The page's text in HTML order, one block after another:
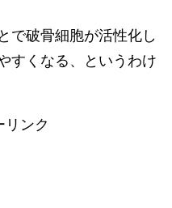
で破骨細胞が活性化し
すくなる、というわけ
リンク